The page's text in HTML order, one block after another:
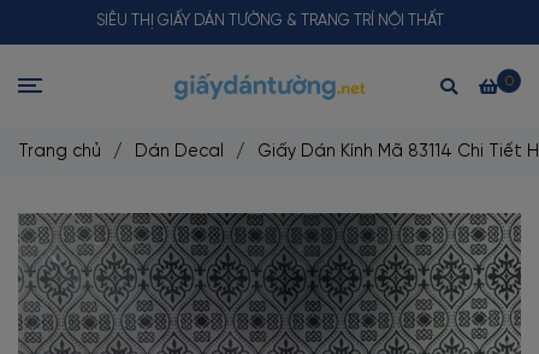
SIÊU THỊ GIẤY DÁN TƯỜNG & TRANG TRÍ NỘI THẤT
0
Trang chủ / Dán Decal / Giấy Dán Kính Mã 83114 Chi Tiết